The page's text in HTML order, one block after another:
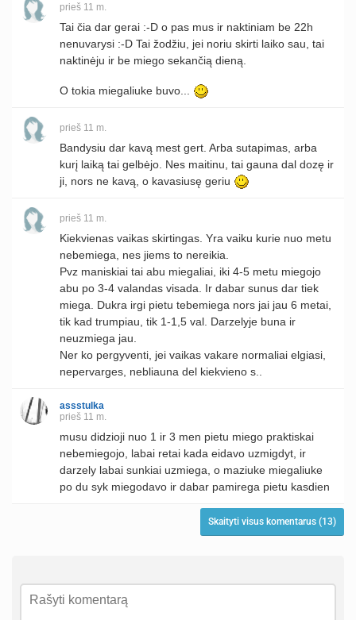
prieš 11 m.
Tai čia dar gerai :-D o pas mus ir naktiniam be 22h
nenuvarysi :-D Tai žodžiu, jei noriu skirti laiko sau, tai
naktinėju ir be miego sekančią dieną.
O tokia miegaliuke buvo...
prieš 11 m.
Bandysiu dar kavą mest gert. Arba sutapimas, arba
kurį laiką tai gelbėjo. Nes maitinu, tai gauna dal dozę ir
ji, nors ne kavą, o kavasiusę geriu
prieš 11 m.
Kiekvienas vaikas skirtingas. Yra vaiku kurie nuo metu
nebemiega, nes jiems to nereikia.
Pvz maniskiai tai abu miegaliai, iki 4-5 metu miegojo
abu po 3-4 valandas visada. Ir dabar sunus dar tiek
miega. Dukra irgi pietu tebemiega nors jai jau 6 metai,
tik kad trumpiau, tik 1-1,5 val. Darzelyje buna ir
neuzmiega jau.
Ner ko pergyventi, jei vaikas vakare normaliai elgiasi,
nepervarges, nebliauna del kiekvieno s..
assstulka
prieš 11 m.
musu didzioji nuo 1 ir 3 men pietu miego praktiskai
nebemiegojo, labai retai kada eidavo uzmigdyt, ir
darzely labai sunkiai uzmiega, o maziuke miegaliuke
po du syk miegodavo ir dabar pamirega pietu kasdien
Skaityti visus komentarus (13)